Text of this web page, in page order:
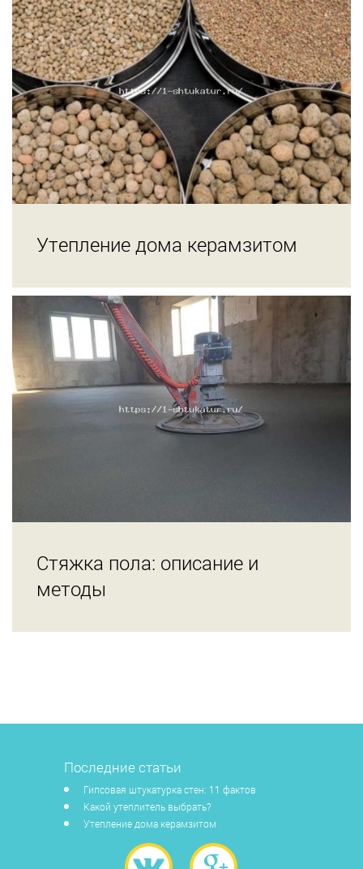
Утепление дома керамзитом
Стяжка пола: описание и
методы
Последние статьи
Гипсовая штукатурка стен: 11 фактов
Какой утеплитель выбрать?
Утепление дома керамзитом